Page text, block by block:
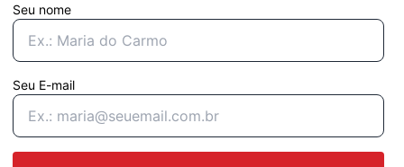
Seu nome
Seu E-mail